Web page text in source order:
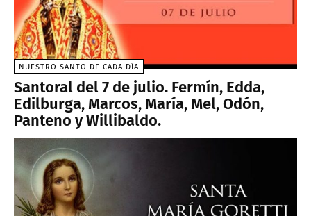
NUESTRO SANTO DE CADA DÍA
Santoral del 7 de julio. Fermín, Edda,
Edilburga, Marcos, María, Mel, Odón,
Panteno y Willibaldo.